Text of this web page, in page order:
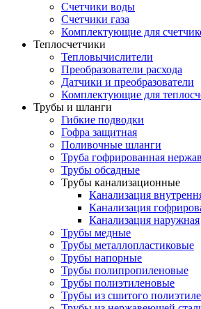
Счетчики воды
Счетчики газа
Комплектующие для
Теплосчетчики
Тепловычислители
Преобразователи расхода
Датчики и преобразователи
Комплектующие для
Трубы и шланги
Гибкие подводки
Гофра защитная
Поливочные шланги
Труба гофрированная
Трубы обсадные
Трубы канализационные
Канализация
Канализация
Канализация наружная
Трубы медные
Трубы металлопластиковые
Трубы напорные
Трубы полипропиленовые
Трубы полиэтиленовые
Трубы из сшитого